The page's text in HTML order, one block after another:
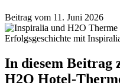
Beitrag vom 11. Juni 2026
Erfolgsgeschichte mit
In diesem Beitrag
H2O Hotel-